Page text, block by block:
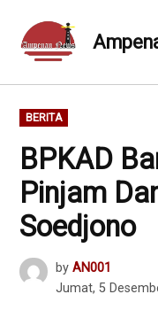
content
POSTED
IN
BERITA
BPKAD
Pinjam
Soedjono
by AN001
Jumat, 5